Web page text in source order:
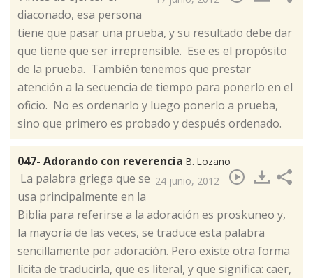
diaconado, esa persona
tiene que pasar una prueba, y su resultado debe dar
que tiene que ser irreprensible. Ese es el propósito
de la prueba. También tenemos que prestar
atención a la secuencia de tiempo para ponerlo en el
oficio. No es ordenarlo y luego ponerlo a prueba,
sino que primero es probado y después ordenado.
047- Adorando con reverencia B. Lozano
24 junio, 2012
​ La palabra griega que se
usa principalmente en la
Biblia para referirse a la adoración es proskuneo y,
la mayoría de las veces, se traduce esta palabra
sencillamente por adoración. Pero existe otra forma
lícita de traducirla, que es literal, y que significa: caer,